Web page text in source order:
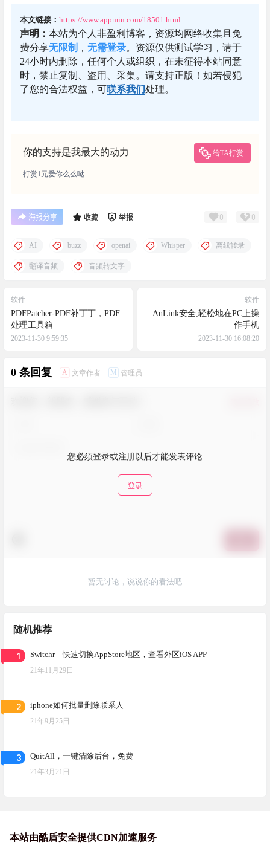
本文链接： https://www.appmiu.com/18501.html
声明： 本站为个人非盈利博客，资源均网络收集且免
费分享无限制 ， 无需登录。资源仅供测试学习，请于
24小时内删除，任何个人或组织，在未征得本站同意
时，禁止复制、盗用、采集。请支持正版！如若侵犯
了您的合法权益，可联系我们处理。
你的支持是我最大的动力 给TA打赏
打赏1元爱你么么哒
海报分享 收藏 举报 0 0
AI buzz openai Whisper 离线转录
翻译音频 音频转文字
软件
PDFPatcher-PDF补丁丁，PDF
处理工具箱
2023-11-30 9:59:35
软件
AnLink安全,轻松地在PC上操
作手机
2023-11-30 16:08:20
0 条回复 A 文章作者 M 管理员
您必须登录或注册以后才能发表评论
登录
暂无讨论，说说你的看法吧
随机推荐
1 Switchr – 快速切换AppStore地区，查看外区iOS APP
21年11月29日
2 iphone如何批量删除联系人
21年9月25日
3 QuitAll，一键清除后台，免费
21年3月21日
本站由酷盾安全提供CDN加速服务